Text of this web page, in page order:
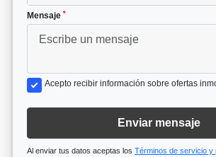
Mensaje *
Acepto recibir información sobre ofertas
Enviar mensaje
Al enviar tus datos aceptas los Términos de servicio y